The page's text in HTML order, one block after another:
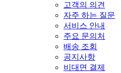
고객의 의견
자주 하는 질문
서비스 안내
주요 문의처
배송 조회
공지사항
비대면 결제